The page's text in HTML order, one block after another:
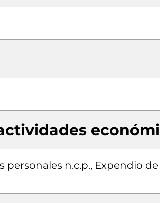
personales n.c.p., Expendio